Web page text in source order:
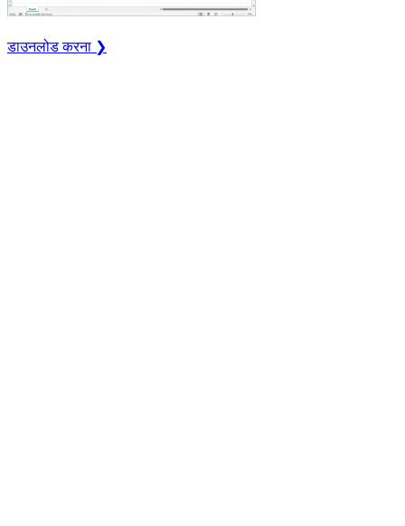
डाउनलोड करना ❯